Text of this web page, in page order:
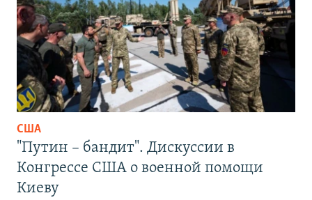
США
"Путин – бандит". Дискуссии в
Конгрессе США о военной помощи
Киеву